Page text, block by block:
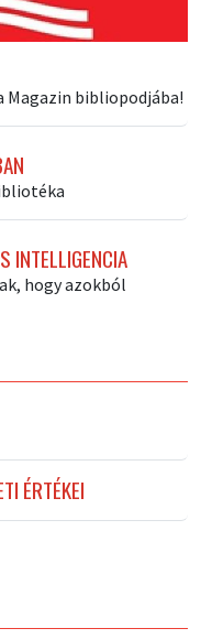
Magazin bibliopodjába!
INTELLIGENCIA
hogy azokból
ÉRTÉKEI